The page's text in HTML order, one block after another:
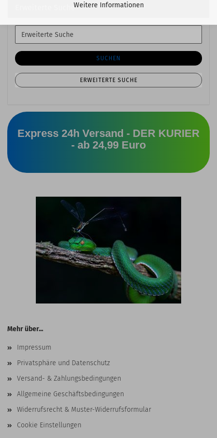
Weitere Informationen
Erweiterte Suche
Erweiterte
Suche
SUCHEN
ERWEITERTE SUCHE
Express 24h Versand - DER KURIER
- ab 24,99 Euro
Mehr über...
Impressum
Privatsphäre und Datenschutz
Versand- & Zahlungsbedingungen
Allgemeine Geschäftsbedingungen
Widerrufsrecht & Muster-Widerrufsformular
Cookie Einstellungen